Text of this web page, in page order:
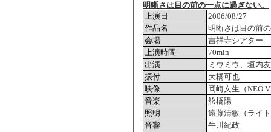
明晰さは目の前の一点に過ぎない。
上演日
2006/08/27
作品名
明晰さは目の前
会場
吉祥寺シアター
上演時間
70min
出演
ミウミウ、垣内
振付
大橋可也
映像
岡崎文生（NEO
音楽
舩橋陽
照明
遠藤清敏（ライ
音響
牛川紀政